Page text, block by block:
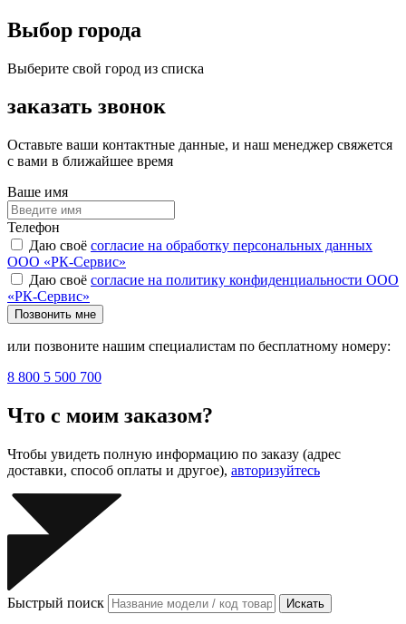
Выбор города
Выберите свой город из списка
заказать звонок
Оставьте ваши контактные данные, и наш менеджер свяжется
с вами в ближайшее время
Ваше имя
Телефон
Даю своё согласие на обработку персональных данных
ООО «РК-Сервис»
Даю своё согласие на политику конфиденциальности ООО
«РК-Сервис»
Позвонить мне
или позвоните нашим специалистам по бесплатному номеру:
8 800 5 500 700
Что с моим заказом?
Чтобы увидеть полную информацию по заказу (адрес
доставки, способ оплаты и другое), авторизуйтесь
Быстрый поиск Искать